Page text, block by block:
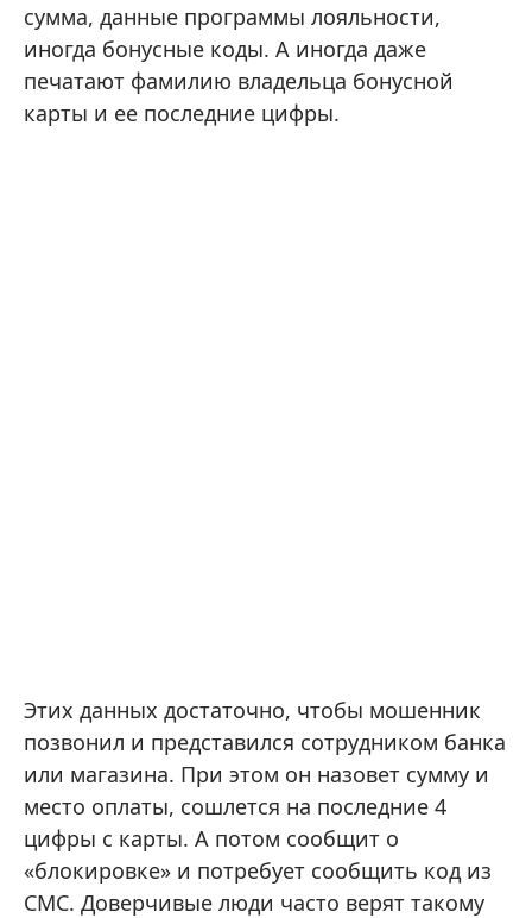
сумма, данные программы лояльности,
иногда бонусные коды. А иногда даже
печатают фамилию владельца бонусной
карты и ее последние цифры.
Этих данных достаточно, чтобы мошенник
позвонил и представился сотрудником банка
или магазина. При этом он назовет сумму и
место оплаты, сошлется на последние 4
цифры с карты. А потом сообщит о
«блокировке» и потребует сообщить код из
СМС. Доверчивые люди часто верят такому